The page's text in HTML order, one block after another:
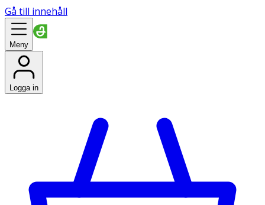
Gå till innehåll
Meny
Logga in